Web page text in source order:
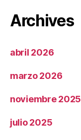
Archives
abril 2026
marzo 2026
noviembre 2025
julio 2025